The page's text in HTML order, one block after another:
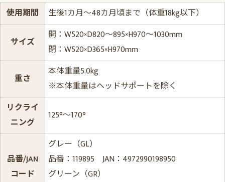
使用期間 生後1カ月～48カ月頃まで（体重18kg以下）
サイズ
開：W520×D820～895×H970～1030mm
閉：W520×D365×H970mm
重さ
本体重量5.0kg
※本体重量はヘッドサポートを除く
リクライ
ニング
125°～170°
品番/JAN
コード
グレー（GL）
品番：119895 JAN：4972990198950
グリーン（GR）